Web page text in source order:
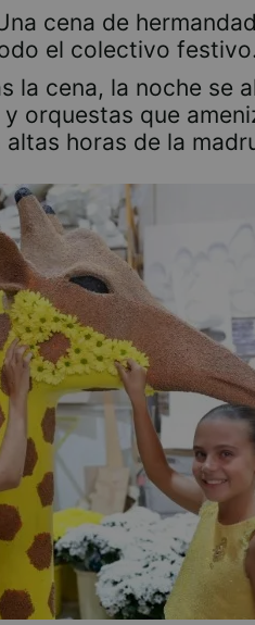
cena de
el colectivo festivo.
la cena, la noche se
orquestas que
horas de la